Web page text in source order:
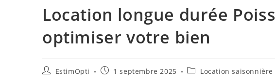
Location longue durée
optimiser votre bien
EstimOpti 1 septembre 2025 Location saisonnière